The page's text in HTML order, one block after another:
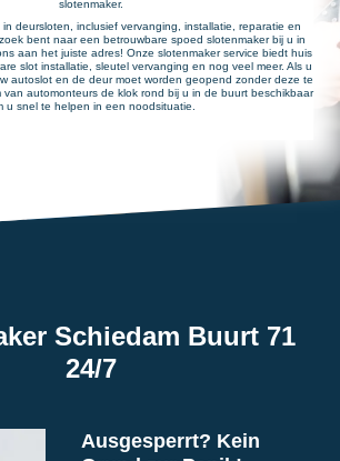
slotenmaker.
in deursloten, inclusief vervanging, installatie, reparatie en
bent naar een betrouwbare spoed slotenmaker bij u in
aan het juiste adres! Onze slotenmaker service biedt huis
slot installatie, sleutel vervanging en nog veel meer. Als u
autoslot en de deur moet worden geopend zonder deze te
automonteurs de klok rond bij u in de buurt beschikbaar
u snel te helpen in een noodsituatie.
Schiedam Buurt 71
24/7
Ausgesperrt? Kein